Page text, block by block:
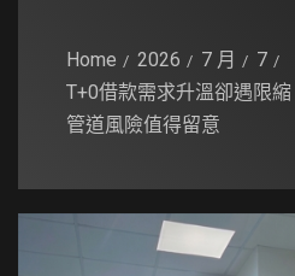
Home 2026 7 月
7
T+0借款需求升溫卻遇限
管道風險值得留意